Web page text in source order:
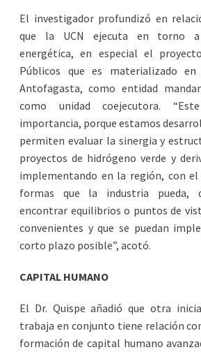
El investigador profundizó en
que la UCN ejecuta en torno
energética, en especial el
Públicos que es materializado
Antofagasta, como entidad
como unidad coejecutora.
importancia, porque estamos
permiten evaluar la sinergia y
proyectos de hidrógeno verde y
implementando en la región, con
formas que la industria pueda,
encontrar equilibrios o puntos de
convenientes y que se puedan
corto plazo posible”, acotó.
CAPITAL HUMANO
El Dr. Quispe añadió que otra
trabaja en conjunto tiene relación
formación de capital humano